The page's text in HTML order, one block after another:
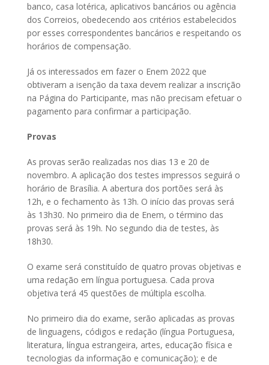
banco, casa lotérica, aplicativos bancários ou agência
dos Correios, obedecendo aos critérios estabelecidos
por esses correspondentes bancários e respeitando os
horários de compensação.
Já os interessados em fazer o Enem 2022 que
obtiveram a isenção da taxa devem realizar a inscrição
na Página do Participante, mas não precisam efetuar o
pagamento para confirmar a participação.
Provas
As provas serão realizadas nos dias 13 e 20 de
novembro. A aplicação dos testes impressos seguirá o
horário de Brasília. A abertura dos portões será às
12h, e o fechamento às 13h. O início das provas será
às 13h30. No primeiro dia de Enem, o término das
provas será às 19h. No segundo dia de testes, às
18h30.
O exame será constituído de quatro provas objetivas e
uma redação em língua portuguesa. Cada prova
objetiva terá 45 questões de múltipla escolha.
No primeiro dia do exame, serão aplicadas as provas
de linguagens, códigos e redação (língua Portuguesa,
literatura, língua estrangeira, artes, educação física e
tecnologias da informação e comunicação); e de